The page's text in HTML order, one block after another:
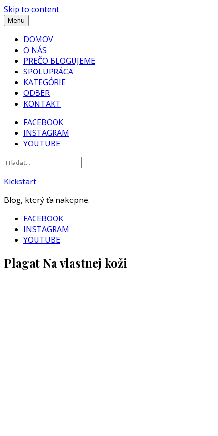
Skip to content
Menu
DOMOV
O NÁS
PREČO BLOGUJEME
SPOLUPRÁCA
KATEGÓRIE
ODBER
KONTAKT
FACEBOOK
INSTAGRAM
YOUTUBE
Kickstart
Blog, ktorý ťa nakopne.
FACEBOOK
INSTAGRAM
YOUTUBE
Plagat Na vlastnej koži